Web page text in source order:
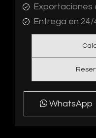
Exportaciones
Entrega en 24/
WhatsApp